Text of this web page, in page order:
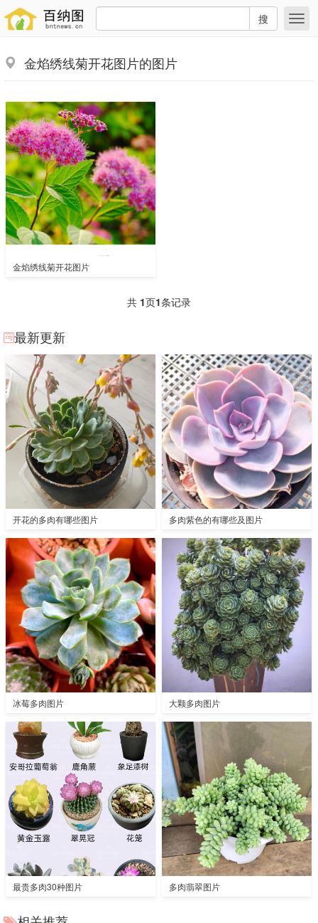
搜
金焰绣线菊开花图片的图片
金焰绣线菊开花图片
共 1页1条记录
最新更新
开花的多肉有哪些图片 多肉紫色的有哪些及图片
冰莓多肉图片 大颗多肉图片
最贵多肉30种图片 多肉翡翠图片